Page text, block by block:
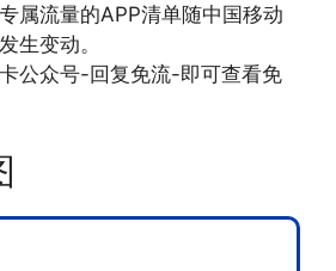
属流量的APP清单随中国移动
生变动。
公众号-回复免流-即可查看免